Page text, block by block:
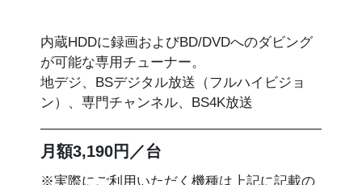
内蔵HDDに録画およびBD/DVDへのダビング
が可能な専用チューナー。
地デジ、BSデジタル放送（フルハイビジョ
ン）、専門チャンネル、BS4K放送
月額3,190円／台
※実際にご利用いただく機種は上記に記載の